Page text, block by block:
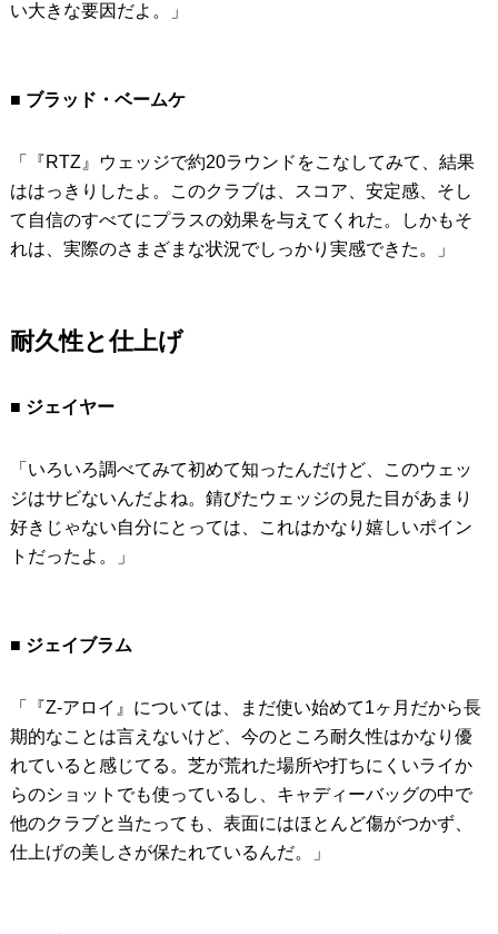
い大きな要因だよ。」
■ ブラッド・ベームケ
「『RTZ』ウェッジで約20ラウンドをこなしてみて、結果
ははっきりしたよ。このクラブは、スコア、安定感、そし
て自信のすべてにプラスの効果を与えてくれた。しかもそ
れは、実際のさまざまな状況でしっかり実感できた。」
耐久性と仕上げ
■ ジェイヤー
「いろいろ調べてみて初めて知ったんだけど、このウェッ
ジはサビないんだよね。錆びたウェッジの見た目があまり
好きじゃない自分にとっては、これはかなり嬉しいポイン
トだったよ。」
■ ジェイブラム
「『Z-アロイ』については、まだ使い始めて1ヶ月だから長
期的なことは言えないけど、今のところ耐久性はかなり優
れていると感じてる。芝が荒れた場所や打ちにくいライか
らのショットでも使っているし、キャディーバッグの中で
他のクラブと当たっても、表面にはほとんど傷がつかず、
仕上げの美しさが保たれているんだ。」